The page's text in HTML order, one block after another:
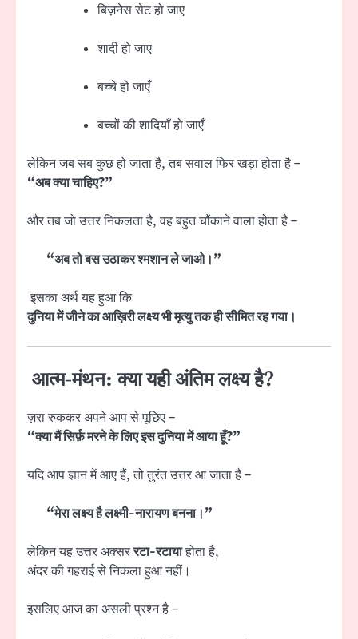
बिज़नेस सेट हो जाए
शादी हो जाए
बच्चे हो जाएँ
बच्चों की शादियाँ हो जाएँ
लेकिन जब सब कुछ हो जाता है, तब सवाल फिर खड़ा होता है –
“अब क्या चाहिए?”
और तब जो उत्तर निकलता है, वह बहुत चौंकाने वाला होता है –
“अब तो बस उठाकर श्मशान ले जाओ।”
इसका अर्थ यह हुआ कि
दुनिया में जीने का आख़िरी लक्ष्य भी मृत्यु तक ही सीमित रह गया।
आत्म-मंथन: क्या यही अंतिम लक्ष्य है?
ज़रा रुककर अपने आप से पूछिए –
“क्या मैं सिर्फ़ मरने के लिए इस दुनिया में आया हूँ?”
यदि आप ज्ञान में आए हैं, तो तुरंत उत्तर आ जाता है –
“मेरा लक्ष्य है लक्ष्मी-नारायण बनना।”
लेकिन यह उत्तर अक्सररटा-रटायाहोता है,
अंदर की गहराई से निकला हुआ नहीं।
इसलिए आज का असली प्रश्न है –